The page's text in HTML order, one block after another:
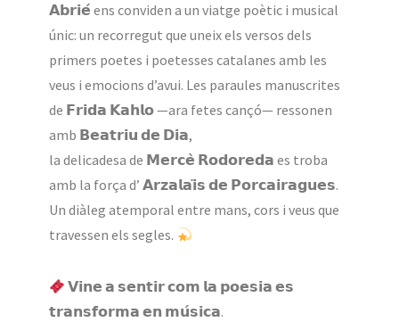
𝗔𝗯𝗿𝗶𝗲́ ens conviden a un viatge poètic i musical
únic: un recorregut que uneix els versos dels
primers poetes i poetesses catalanes amb les
veus i emocions d’avui. Les paraules manuscrites
de 𝗙𝗿𝗶𝗱𝗮 𝗞𝗮𝗵𝗹𝗼 —ara fetes cançó— ressonen
amb 𝗕𝗲𝗮𝘁𝗿𝗶𝘂 𝗱𝗲 𝗗𝗶𝗮,
la delicadesa de 𝗠𝗲𝗿𝗰𝗲̀ 𝗥𝗼𝗱𝗼𝗿𝗲𝗱𝗮 es troba
amb la força d’ 𝗔𝗿𝘇𝗮𝗹𝗮𝗶̈𝘀 𝗱𝗲 𝗣𝗼𝗿𝗰𝗮𝗶𝗿𝗮𝗴𝘂𝗲𝘀.
Un diàleg atemporal entre mans, cors i veus que
travessen els segles.
𝗩𝗶𝗻𝗲 𝗮 𝘀𝗲𝗻𝘁𝗶𝗿 𝗰𝗼𝗺 𝗹𝗮 𝗽𝗼𝗲𝘀𝗶𝗮 𝗲𝘀
𝘁𝗿𝗮𝗻𝘀𝗳𝗼𝗿𝗺𝗮 𝗲𝗻 𝗺𝘂́𝘀𝗶𝗰𝗮.